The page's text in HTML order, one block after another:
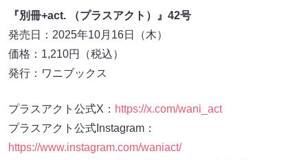
『別冊+act. （プラスアクト）』42号
発売日：2025年10月16日（木）
価格：1,210円（税込）
発行：ワニブックス
プラスアクト公式X： https://x.com/wani_act
プラスアクト公式Instagram：
https://www.instagram.com/waniact/